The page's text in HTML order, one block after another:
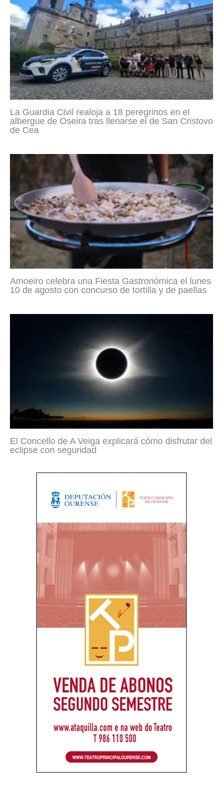
La Guardia Civil realoja a 18 peregrinos en el
albergue de Oseira tras llenarse el de San Cristovo
de Cea
Amoeiro celebra una Fiesta Gastronómica el lunes
10 de agosto con concurso de tortilla y de paellas
El Concello de A Veiga explicará cómo disfrutar del
eclipse con seguridad